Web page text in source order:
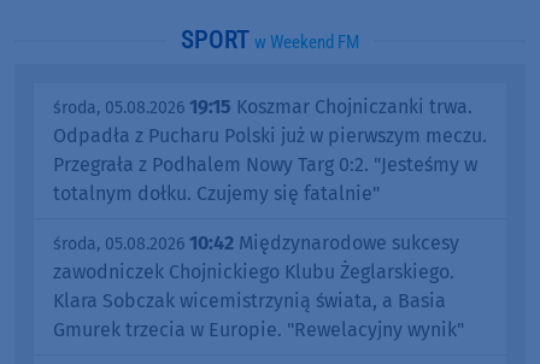
SPORT w Weekend FM
środa, 05.08.2026 19:15 Koszmar Chojniczanki trwa.
Odpadła z Pucharu Polski już w pierwszym meczu.
Przegrała z Podhalem Nowy Targ 0:2. "Jesteśmy w
totalnym dołku. Czujemy się fatalnie"
środa, 05.08.2026 10:42 Międzynarodowe sukcesy
zawodniczek Chojnickiego Klubu Żeglarskiego.
Klara Sobczak wicemistrzynią świata, a Basia
Gmurek trzecia w Europie. "Rewelacyjny wynik"